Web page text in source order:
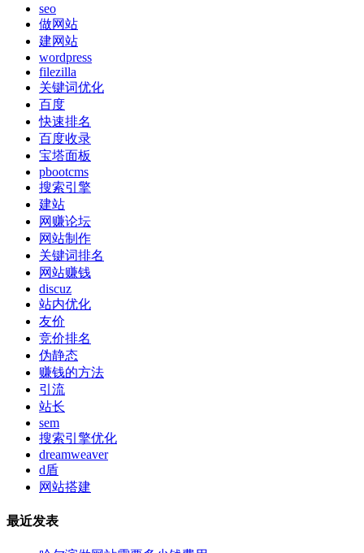
seo
做网站
建网站
wordpress
filezilla
关键词优化
百度
快速排名
百度收录
宝塔面板
pbootcms
搜索引擎
建站
网赚论坛
网站制作
关键词排名
网站赚钱
discuz
站内优化
友价
竞价排名
伪静态
赚钱的方法
引流
站长
sem
搜索引擎优化
dreamweaver
d盾
网站搭建
最近发表